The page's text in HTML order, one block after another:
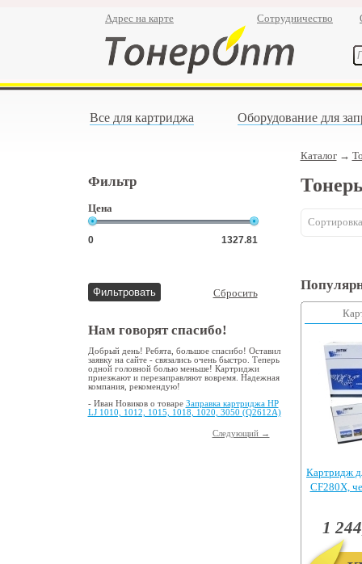
Адрес на карте Сотрудничество
Все для картриджа Оборудование для
Фильтр
Цена
Сбросить
Нам говорят спасибо!
Добрый день! Ребята, большое спасибо! Оставил
заявку на сайте - связались очень быстро. Теперь
одной головной болью меньше! Картриджи
приезжают и перезаправляют вовремя. Надежная
компания, рекомендую!
- Иван Новиков о товаре Заправка картриджа HP
LJ 1010, 1012, 1015, 1018, 1020, 3050 (Q2612A)
Следующий →
Каталог→
Картридж
CF280X,
1